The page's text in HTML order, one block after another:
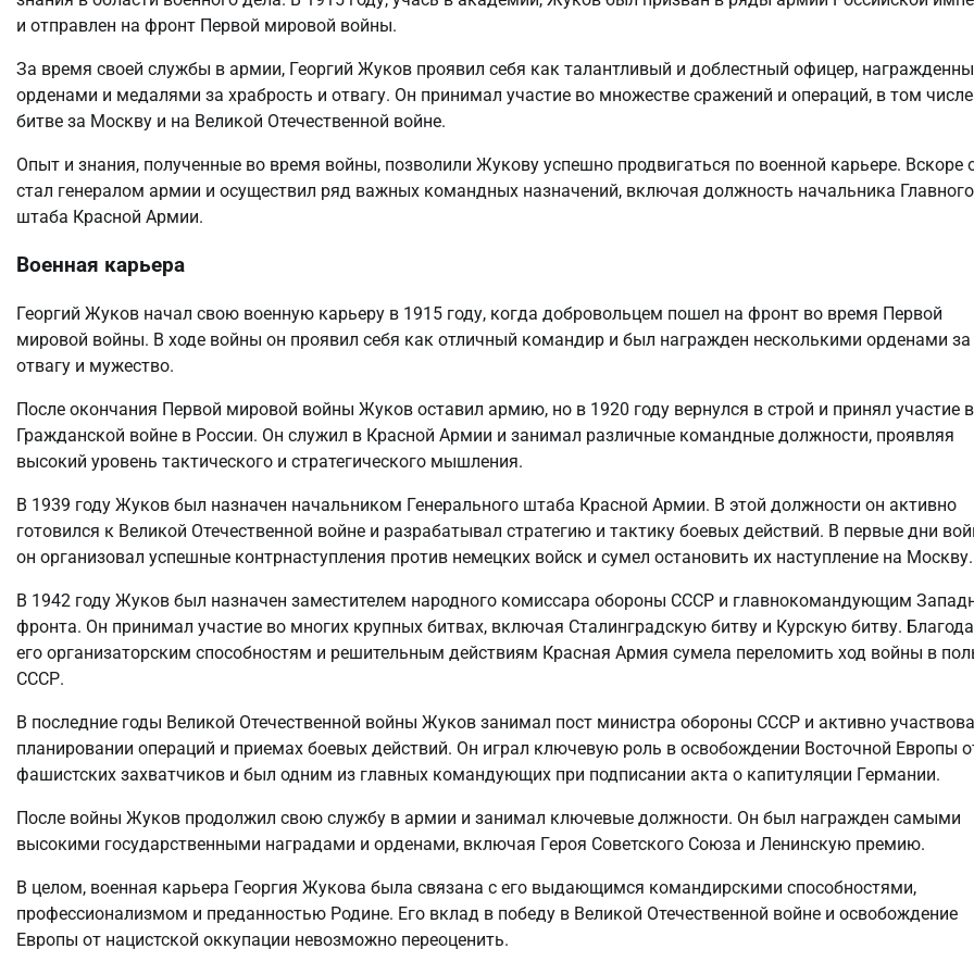
и отправлен на фронт Первой мировой войны.
За время своей службы в армии, Георгий Жуков проявил себя как талантливый и доблестный офицер,
орденами и медалями за храбрость и отвагу. Он принимал участие во множестве сражений и операций, в том
битве за Москву и на Великой Отечественной войне.
Опыт и знания, полученные во время войны, позволили Жукову успешно продвигаться по военной карьере. Вскоре
стал генералом армии и осуществил ряд важных командных назначений, включая должность начальника Главного
штаба Красной Армии.
Военная карьера
Георгий Жуков начал свою военную карьеру в 1915 году, когда добровольцем пошел на фронт во время Первой
мировой войны. В ходе войны он проявил себя как отличный командир и был награжден несколькими орденами за
отвагу и мужество.
После окончания Первой мировой войны Жуков оставил армию, но в 1920 году вернулся в строй и принял участие в
Гражданской войне в России. Он служил в Красной Армии и занимал различные командные должности, проявляя
высокий уровень тактического и стратегического мышления.
В 1939 году Жуков был назначен начальником Генерального штаба Красной Армии. В этой должности он активно
готовился к Великой Отечественной войне и разрабатывал стратегию и тактику боевых действий. В первые дни
он организовал успешные контрнаступления против немецких войск и сумел остановить их наступление на Москву.
В 1942 году Жуков был назначен заместителем народного комиссара обороны СССР и главнокомандующим
фронта. Он принимал участие во многих крупных битвах, включая Сталинградскую битву и Курскую битву.
его организаторским способностям и решительным действиям Красная Армия сумела переломить ход войны в
СССР.
В последние годы Великой Отечественной войны Жуков занимал пост министра обороны СССР и активно
планировании операций и приемах боевых действий. Он играл ключевую роль в освобождении Восточной Европы
фашистских захватчиков и был одним из главных командующих при подписании акта о капитуляции Германии.
После войны Жуков продолжил свою службу в армии и занимал ключевые должности. Он был награжден самыми
высокими государственными наградами и орденами, включая Героя Советского Союза и Ленинскую премию.
В целом, военная карьера Георгия Жукова была связана с его выдающимся командирскими способностями,
профессионализмом и преданностью Родине. Его вклад в победу в Великой Отечественной войне и освобождение
Европы от нацистской оккупации невозможно переоценить.